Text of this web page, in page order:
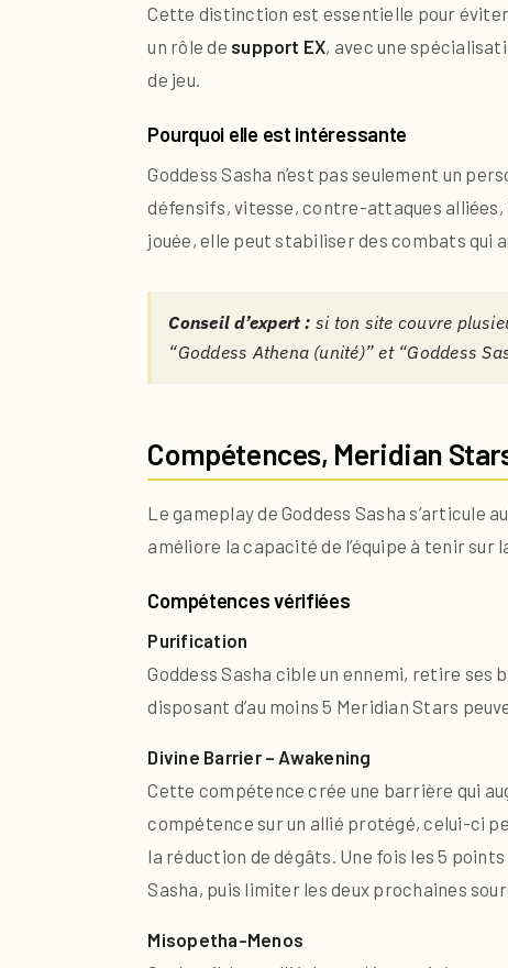
Cette distinction est essentielle pour
un rôle de support EX, avec une
de jeu.
Pourquoi elle est intéressante
Goddess Sasha n’est pas seulement un
défensifs, vitesse, contre-attaques
jouée, elle peut stabiliser des combats qui
Conseil d’expert : si ton site couvre
“Goddess Athena (unité)” et “Goddess
Compétences, Meridian
Le gameplay de Goddess Sasha s’articule
améliore la capacité de l’équipe à tenir sur
Compétences vérifiées
Purification
Goddess Sasha cible un ennemi, retire
disposant d’au moins 5 Meridian Stars
Divine Barrier – Awakening
Cette compétence crée une barrière qui
compétence sur un allié protégé, celui-ci
la réduction de dégâts. Une fois les 5
Sasha, puis limiter les deux prochaines
Misopetha-Menos